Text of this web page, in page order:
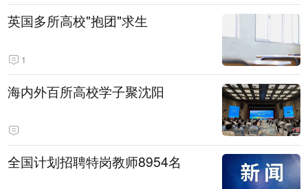
英国多所高校"抱团"求生
1
海内外百所高校学子聚沈阳
全国计划招聘特岗教师8954名